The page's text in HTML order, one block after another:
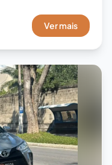
Ver mais